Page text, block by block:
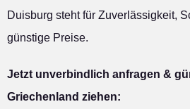
Duisburg steht für Zuverlässigkeit,
günstige Preise.
Jetzt unverbindlich anfragen &
Griechenland ziehen: